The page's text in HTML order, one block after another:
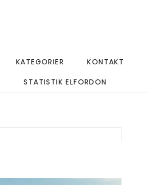
KATEGORIER KONTAKT
STATISTIK ELFORDON